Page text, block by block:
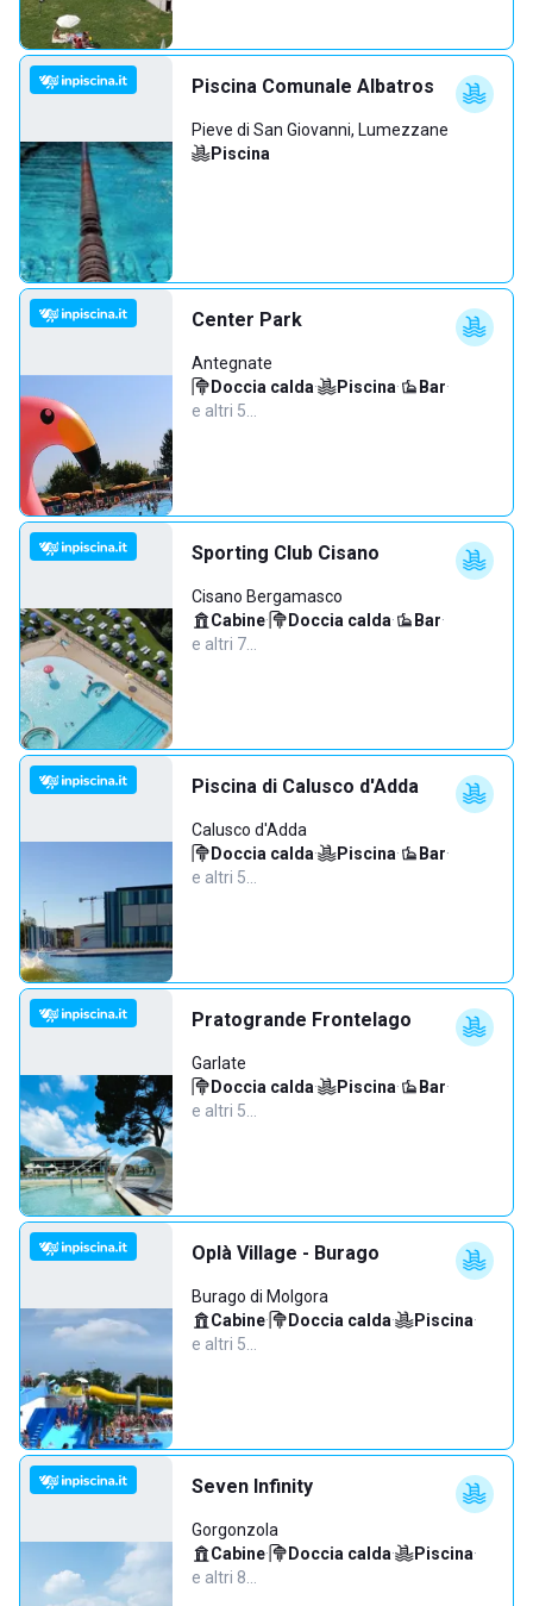
Piscina Comunale Albatros
Pieve di San Giovanni, Lumezzane
Piscina
Center Park
Antegnate
Doccia calda· Piscina· Bar·
e altri 5…
Sporting Club Cisano
Cisano Bergamasco
Cabine· Doccia calda· Bar·
e altri 7…
Piscina di Calusco d'Adda
Calusco d'Adda
Doccia calda· Piscina· Bar·
e altri 5…
Pratogrande Frontelago
Garlate
Doccia calda· Piscina· Bar·
e altri 5…
Oplà Village - Burago
Burago di Molgora
Cabine· Doccia calda· Piscina·
e altri 5…
Seven Infinity
Gorgonzola
Cabine· Doccia calda· Piscina·
e altri 8…